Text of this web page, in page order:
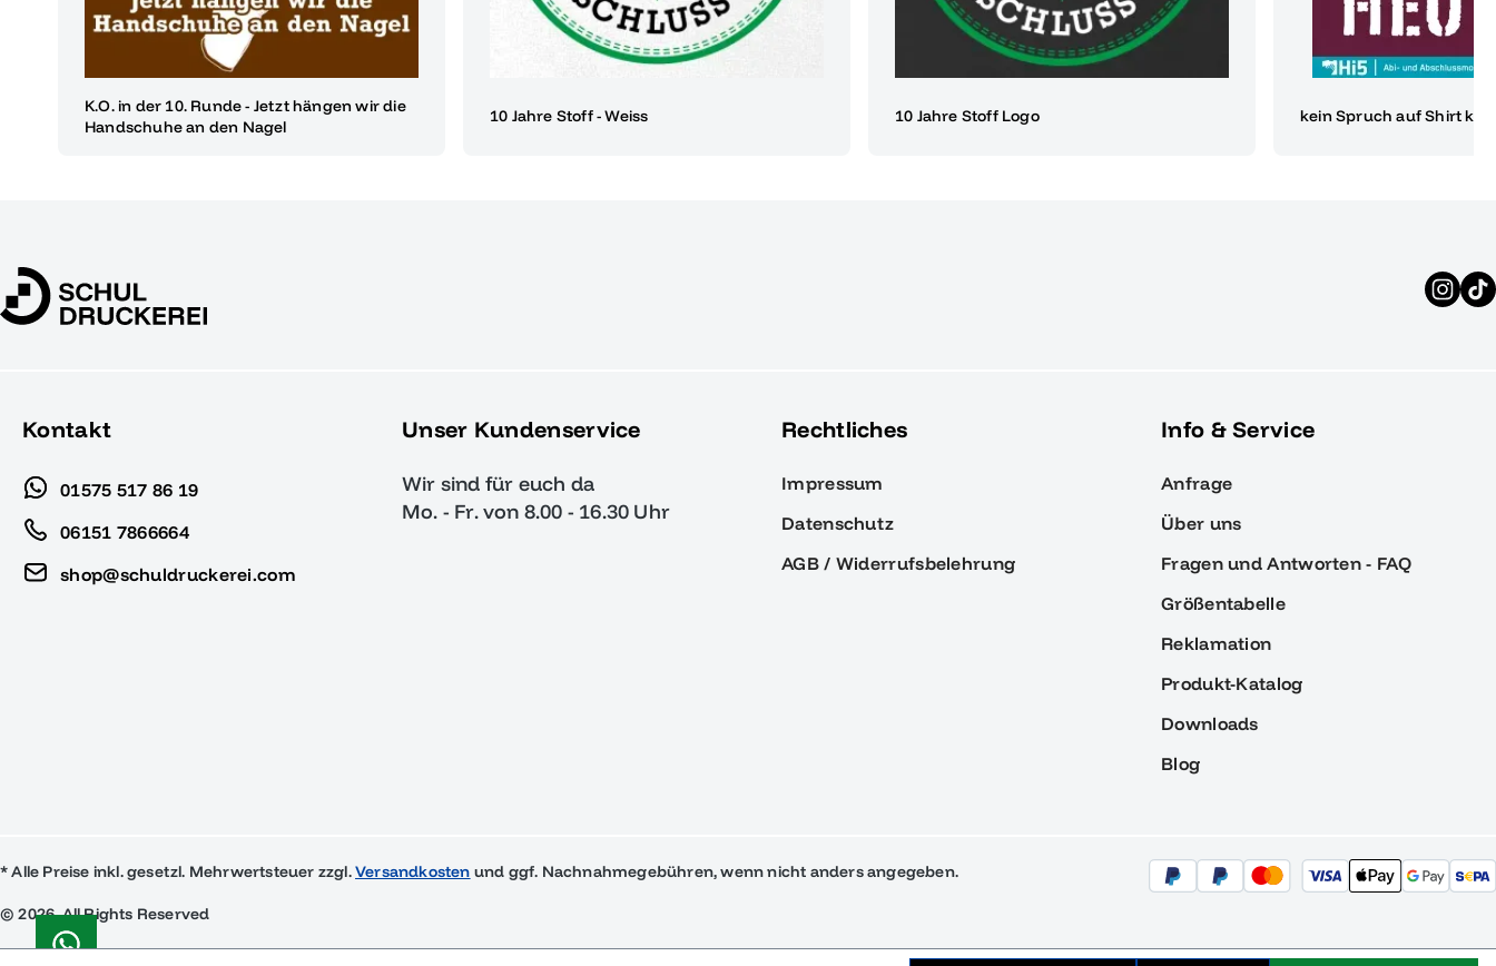
K.O. in der 10. Runde - Jetzt hängen wir die
Handschuhe an den Nagel
10 Jahre Stoff - Weiss 10 Jahre Stoff Logo kein Spruch auf Shirt
Kontakt
01575 517 86 19
06151 7866664
shop@schuldruckerei.com
Unser Kundenservice
Wir sind für euch da
Mo. - Fr. von 8.00 - 16.30 Uhr
Rechtliches
Impressum
Datenschutz
AGB / Widerrufsbelehrung
Info & Service
Anfrage
Über uns
Fragen und Antworten - FAQ
Größentabelle
Reklamation
Produkt-Katalog
Downloads
Blog
* Alle Preise inkl. gesetzl. Mehrwertsteuer zzgl.Versandkosten und ggf. Nachnahmegebühren, wenn nicht anders angegeben.
© 2026, All Rights Reserved